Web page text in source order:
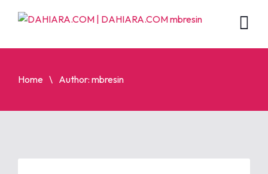
Home Author: mbresin